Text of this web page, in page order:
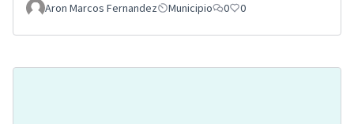
Aron Marcos Fernandez Municipio 0 0